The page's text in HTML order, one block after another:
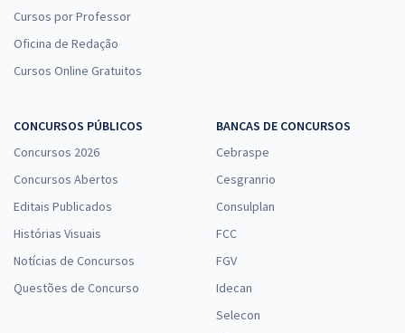
Cursos por Professor
Oficina de Redação
Cursos Online Gratuitos
CONCURSOS PÚBLICOS
Concursos 2026
Concursos Abertos
Editais Publicados
Histórias Visuais
Notícias de Concursos
Questões de Concurso
BANCAS DE CONCURSOS
Cebraspe
Cesgranrio
Consulplan
FCC
FGV
Idecan
Selecon